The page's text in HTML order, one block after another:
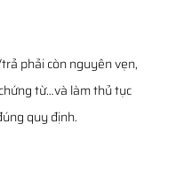
phải còn nguyên vẹn,
từ…và làm thủ tục
quy định.